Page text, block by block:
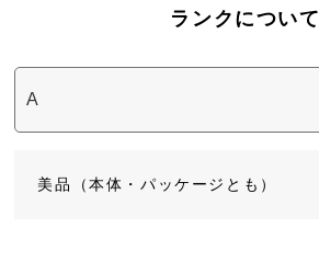
ランクについて
美品（本体・パッケージとも）